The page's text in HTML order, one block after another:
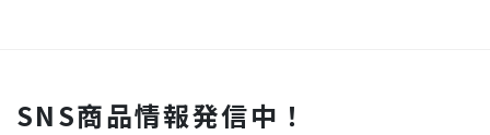
SNS商品情報発信中！